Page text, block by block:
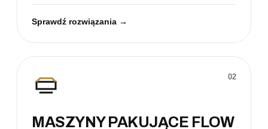
Sprawdź rozwiązania →
02
MASZYNY PAKUJĄCE FLOW